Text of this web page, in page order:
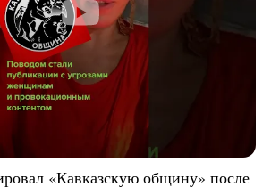
«Кавказскую общину» после